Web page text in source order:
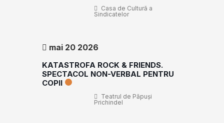
Casa de Cultură a
Sindicatelor
mai 20 2026
KATASTROFA ROCK & FRIENDS.
SPECTACOL NON-VERBAL PENTRU
COPII
Teatrul de Păpuşi
Prichindel